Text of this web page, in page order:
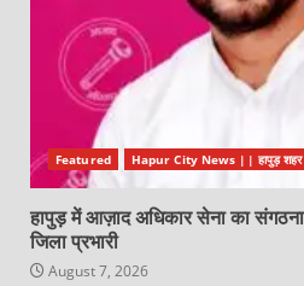
Featured Hapur City News || हापुड़ शहर
हापुड़ में आज़ाद अधिकार सेना का
जिला प्रभारी
August 7, 2026